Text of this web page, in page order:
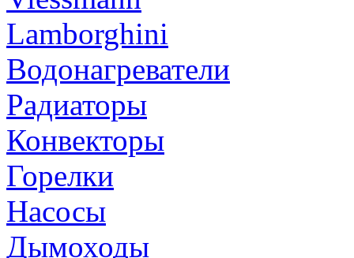
Lamborghini
Водонагреватели
Радиаторы
Конвекторы
Горелки
Насосы
Дымоходы